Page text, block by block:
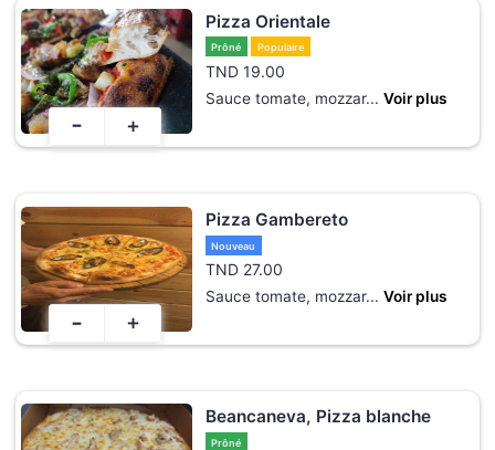
Pizza Orientale
Prôné Populaire
TND 19.00
Sauce tomate, mozzar... Voir plus
- +
Pizza Gambereto
Nouveau
TND 27.00
Sauce tomate, mozzar... Voir plus
- +
Beancaneva, Pizza blanche
Prôné